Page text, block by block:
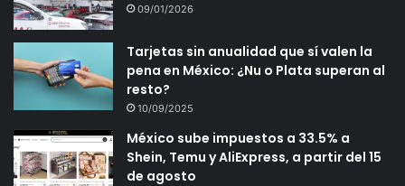
09/01/2026
Tarjetas sin anualidad que sí valen la
pena en México: ¿Nu o Plata superan al
resto?
10/09/2025
México sube impuestos a 33.5% a
Shein, Temu y AliExpress, a partir del 15
de agosto